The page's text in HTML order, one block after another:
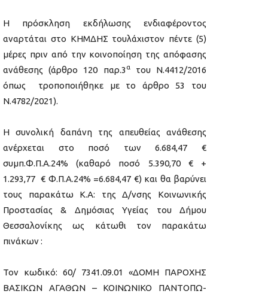
Η πρόσκληση εκδήλωσης ενδιαφέροντος
αναρτάται στο ΚΗΜΔΗΣ τουλάχιστον πέντε (5)
μέρες πριν από την κοινοποίηση της απόφασης
ανάθεσης (άρθρο 120 παρ.3 ατου Ν.4412/2016
όπως τροποποιήθηκε με το άρθρο 53 του
Ν.4782/2021).
Η συνολική δαπάνη της απευθείας ανάθεσης
ανέρχεται στο ποσό των 6.684,47 €
συμπ.Φ.Π.Α.24% (καθαρό ποσό 5.390,70 € +
1.293,77 € Φ.Π.Α.24% =6.684,47 €) και θα βαρύνει
τους παρακάτω Κ.Α: της Δ/νσης Κοινωνικής
Προστασίας & Δημόσιας Υγείας του Δήμου
Θεσσαλονίκης ως κάτωθι τον παρακάτω
πινάκων :
Τον κωδικό: 60/ 7341.09.01 «ΔΟΜΗ ΠΑΡΟΧΗΣ
ΒΑΣΙΚΩΝ ΑΓΑΘΩΝ – ΚΟΙΝΩΝΙΚΟ ΠΑΝΤΟΠΩ-